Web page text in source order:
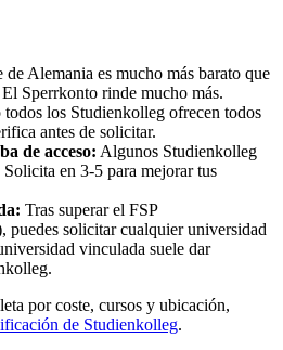
de Alemania es mucho más barato que
Sperrkonto rinde mucho más.
todos los Studienkolleg ofrecen todos
antes de solicitar.
de acceso: Algunos Studienkolleg
en 3-5 para mejorar tus
Tras superar el FSP
puedes solicitar cualquier universidad
vinculada suele dar
por coste, cursos y ubicación,
de Studienkolleg.